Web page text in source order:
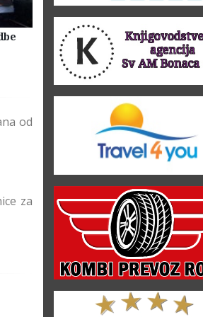
Selidbe Firme Beograd
od
za